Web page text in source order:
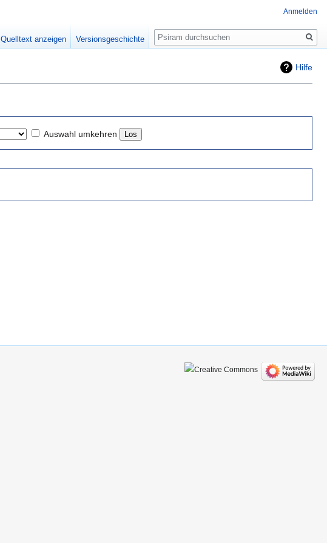
Hilfe
Auswahl umkehren
Anmelden
Quelltext anzeigen Versionsgeschichte
Suche